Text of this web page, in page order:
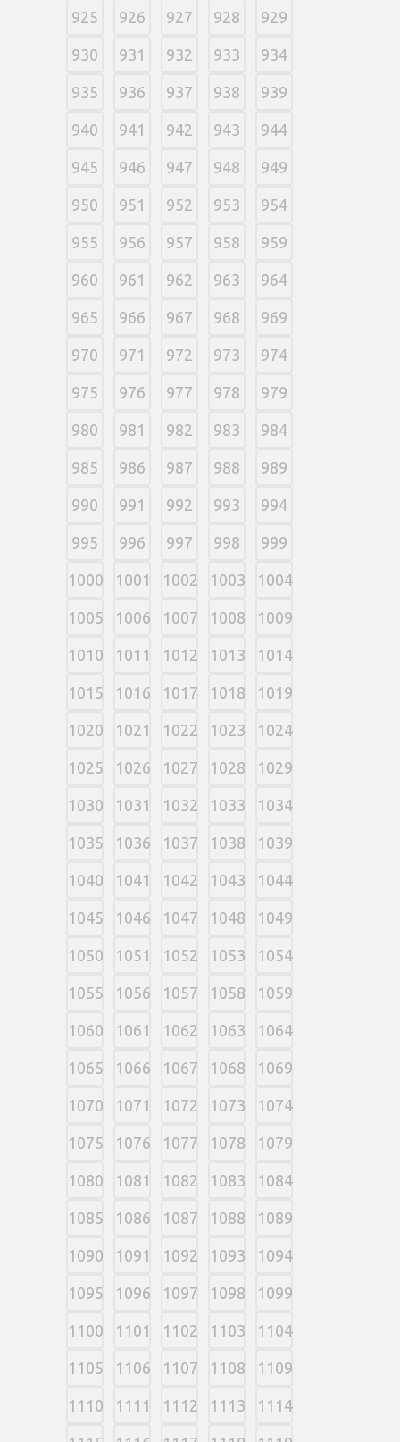
925 926 927 928 929
930 931 932 933 934
935 936 937 938 939
940 941 942 943 944
945 946 947 948 949
950 951 952 953 954
955 956 957 958 959
960 961 962 963 964
965 966 967 968 969
970 971 972 973 974
975 976 977 978 979
980 981 982 983 984
985 986 987 988 989
990 991 992 993 994
995 996 997 998 999
1000 1001 1002 1003 1004
1005 1006 1007 1008 1009
1010 1011 1012 1013 1014
1015 1016 1017 1018 1019
1020 1021 1022 1023 1024
1025 1026 1027 1028 1029
1030 1031 1032 1033 1034
1035 1036 1037 1038 1039
1040 1041 1042 1043 1044
1045 1046 1047 1048 1049
1050 1051 1052 1053 1054
1055 1056 1057 1058 1059
1060 1061 1062 1063 1064
1065 1066 1067 1068 1069
1070 1071 1072 1073 1074
1075 1076 1077 1078 1079
1080 1081 1082 1083 1084
1085 1086 1087 1088 1089
1090 1091 1092 1093 1094
1095 1096 1097 1098 1099
1100 1101 1102 1103 1104
1105 1106 1107 1108 1109
1110 1111 1112 1113 1114